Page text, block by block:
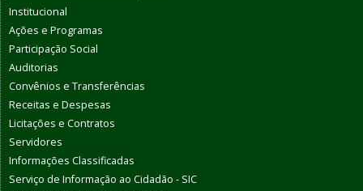
Institucional
Ações e Programas
Participação Social
Auditorias
Convênios e Transferências
Receitas e Despesas
Licitações e Contratos
Servidores
Informações Classificadas
Serviço de Informação ao Cidadão - SIC